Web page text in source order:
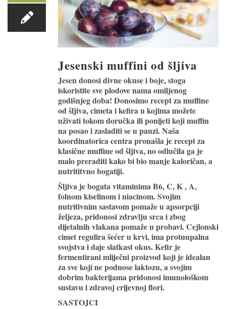
Jesenski muffini od šljiva
Jesen donosi divne okuse i boje, stoga
iskoristite sve plodove nama omiljenog
godišnjeg doba! Donosimo recept za muffine
od šljiva, cimeta i kefira u kojima možete
uživati tokom doručka ili ponijeti koji muffin
na posao i zasladiti se u pauzi. Naša
koordinatorica centra pronašla je recept za
klasične muffine od šljiva, no odlučila ga je
malo preraditi kako bi bio manje kaloričan, a
nutrititvno bogatiji.
Šljiva je bogata vitaminima B6, C, K , A,
folnom kiselinom i niacinom. Svojim
nutritivnim sastavom pomaže u apsorpciji
željeza, pridonosi zdravlju srca i zbog
dijetalnih vlakana pomaže u probavi.Cejlonski
cimetregulira šećer u krvi, ima protuupalna
svojstva i daje slatkast okus.Kefir je
fermentirani mliječni proizvod koji je idealan
za sve koji ne podnose laktozu, a svojim
dobrim bakterijama pridonosi imunološkom
sustavu i zdravoj crijevnoj flori.
SASTOJCI